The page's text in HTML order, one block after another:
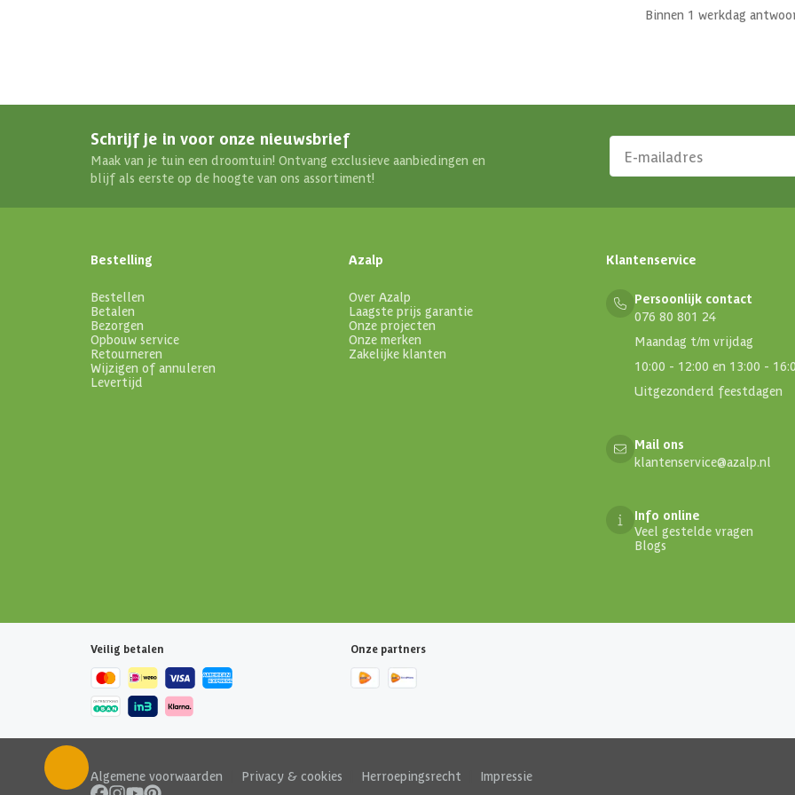
Binnen 1 werkdag
Schrijf je in voor onze nieuwsbrief
Maak van je tuin een droomtuin! Ontvang exclusieve aanbiedingen en
blijf als eerste op de hoogte van ons assortiment!
Bestelling
Bestellen
Betalen
Bezorgen
Opbouw service
Retourneren
Wijzigen of annuleren
Levertijd
Azalp
Over Azalp
Laagste prijs garantie
Onze projecten
Onze merken
Zakelijke klanten
Klantenservice
Persoonlijk contact
076 80 801 24
Maandag t/m vrijdag
10:00 - 12:00 en 13:00 -
Uitgezonderd feestdagen
Mail ons
klantenservice@azalp.nl
Info online
Veel gestelde vragen
Blogs
Veilig betalen Onze partners
Algemene voorwaarden Privacy & cookies Herroepingsrecht Impressie